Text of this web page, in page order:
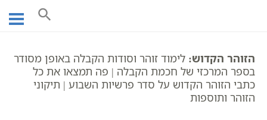
הזוהר הקדוש: לימוד זוהר וסודות הקבלה באופן מסודר
בספר המרכזי של חכמת הקבלה | פה תמצאו את כל
כתבי הזוהר הקדוש על סדר פרשיות השבוע | תיקוני
הזוהר ותוספות